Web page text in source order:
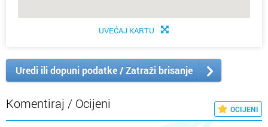
UVEĆAJ KARTU
Uredi ili dopuni podatke / Zatraži brisanje
Komentiraj / Ocijeni OCIJENI